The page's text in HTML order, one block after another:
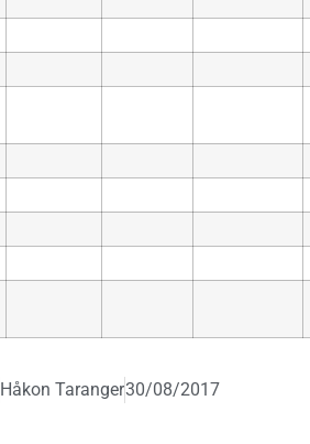
Håkon Taranger30/08/2017